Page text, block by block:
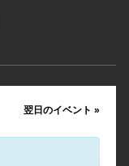
翌日のイベント»